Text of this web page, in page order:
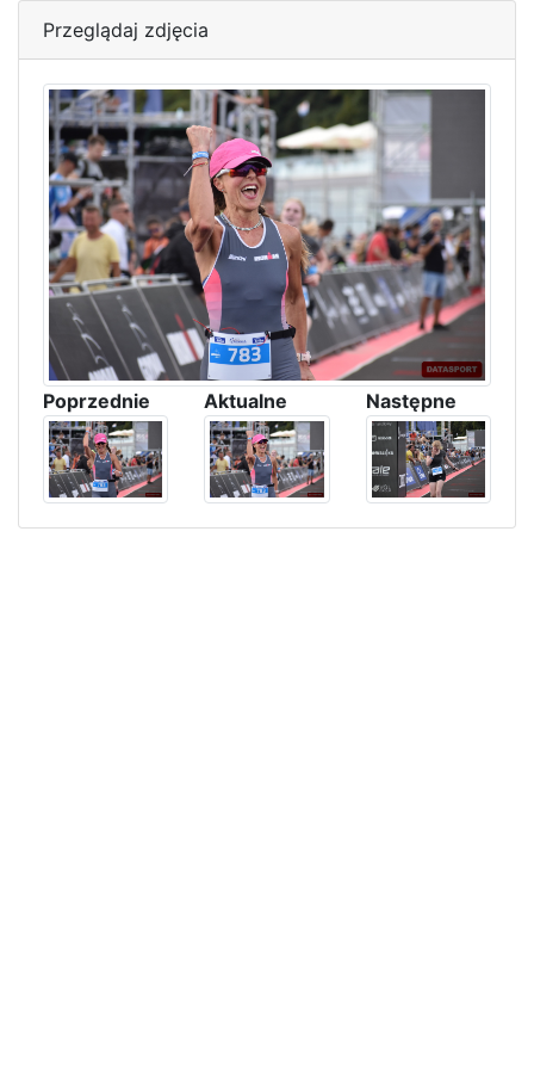
Przeglądaj zdjęcia
Poprzednie Aktualne Następne